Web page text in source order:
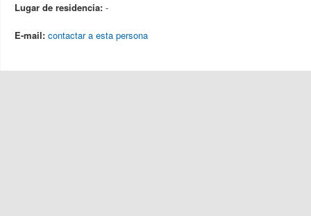
Lugar de residencia: -
E-mail: contactar a esta persona